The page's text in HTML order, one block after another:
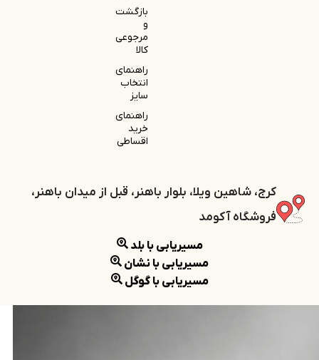
بازگشت
و
مرجوعی
کالا
راهنمای
انتخاب
سایز
راهنمای
خرید
اقساطی
کرج، شاهین ویلا، بلوار باهنر، قبل از میدان باهنر،
فروشگاه آکومد
مسیریابی با بلد
مسیریابی با نشان
مسیریابی با گوگل